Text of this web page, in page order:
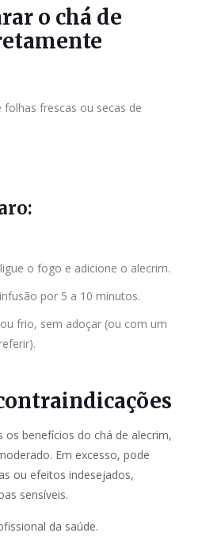
o chá de
folhas frescas ou secas de
o fogo e adicione o alecrim.
por 5 a 10 minutos.
frio, sem adoçar (ou com um
os benefícios do chá de alecrim,
Em excesso, pode
ou efeitos indesejados,
sensíveis.
da saúde.